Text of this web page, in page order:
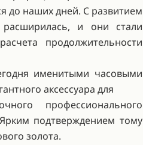
до наших дней. С развитием
и они стали
продолжительности
именитыми часовыми
аксессуара для
профессионального
подтверждением тому
золота.